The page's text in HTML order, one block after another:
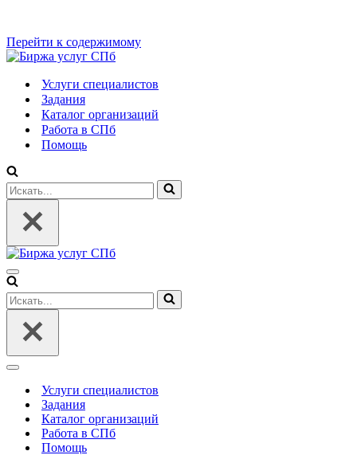
Перейти к содержимому
Услуги специалистов
Задания
Каталог организаций
Работа в СПб
Помощь
Искать...
Меню
навигации
Искать...
Меню
навигацииУслуги специалистов
Задания
Каталог организаций
Работа в СПб
Помощь